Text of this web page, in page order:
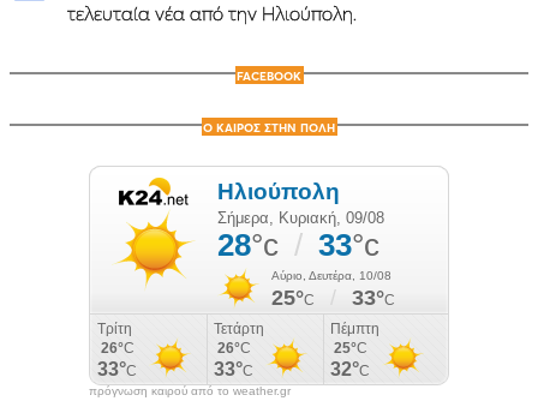
τελευταία νέα από την Ηλιούπολη.
FACEBOOK
Ο ΚΑΙΡΟΣ ΣΤΗΝ ΠΟΛΗ
πρόγνωση καιρού από το weather.gr